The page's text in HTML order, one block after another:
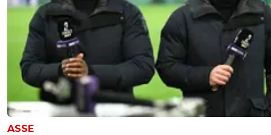
ASSE